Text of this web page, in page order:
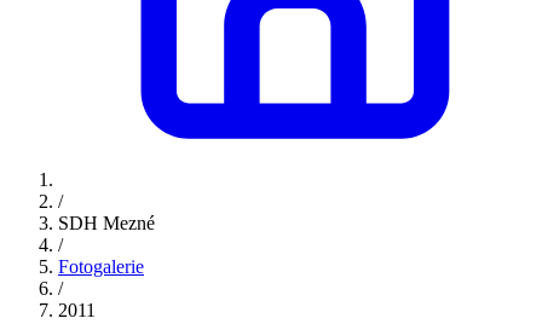
/
SDH Mezné
/
Fotogalerie
/
2011